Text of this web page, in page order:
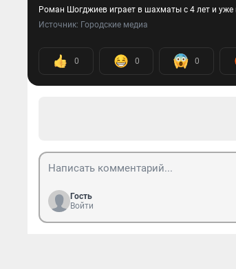
Роман Шогджиев играет в шахматы с 4 лет и
Источник: Городские медиа
0 0 0
Гость
Войти